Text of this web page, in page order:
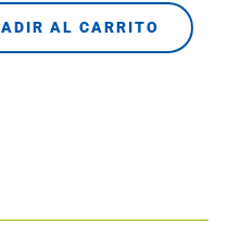
AL CARRITO